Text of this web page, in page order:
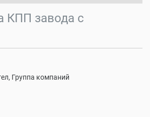
КПП завода с
Группа компаний